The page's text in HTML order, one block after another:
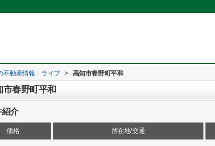
不動産情報｜ライブ > 高知市春野町平和
市春野町平和
紹介
価格 所在地/交通